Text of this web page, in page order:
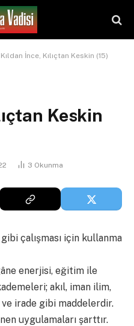
Kıldan İnce, Kılıçtan Keskin (15)
Keskin
3 Okunma
çalışması için kullanma
enerjisi, eğitim ile
akıl, iman ilim,
irade gibi maddelerdir.
uygulamaları şarttır.